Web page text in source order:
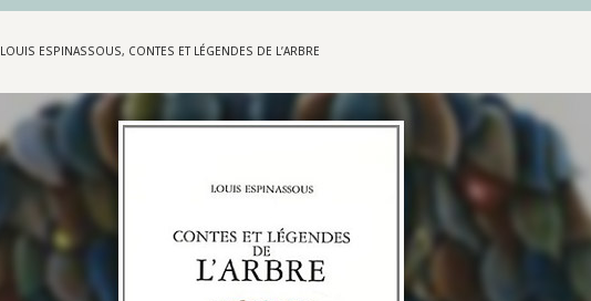
LOUIS ESPINASSOUS, CONTES ET LÉGENDES DE L’ARBRE